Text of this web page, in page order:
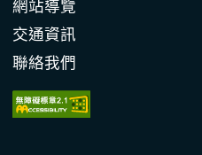
網站導覽
交通資訊
聯絡我們